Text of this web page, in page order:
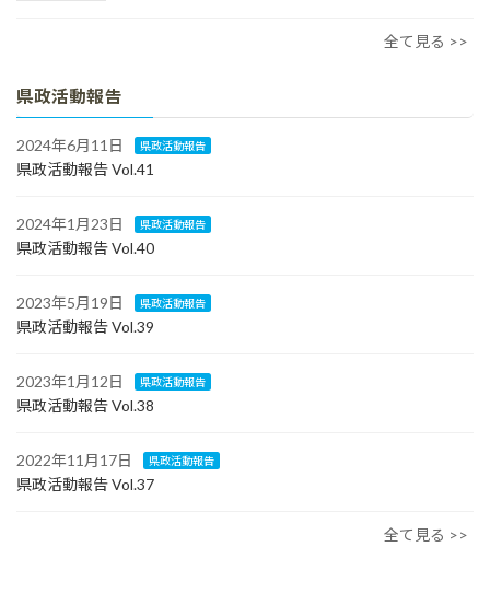
全て見る >>
県政活動報告
2024年6月11日 県政活動報告
県政活動報告 Vol.41
2024年1月23日 県政活動報告
県政活動報告 Vol.40
2023年5月19日 県政活動報告
県政活動報告 Vol.39
2023年1月12日 県政活動報告
県政活動報告 Vol.38
2022年11月17日 県政活動報告
県政活動報告 Vol.37
全て見る >>